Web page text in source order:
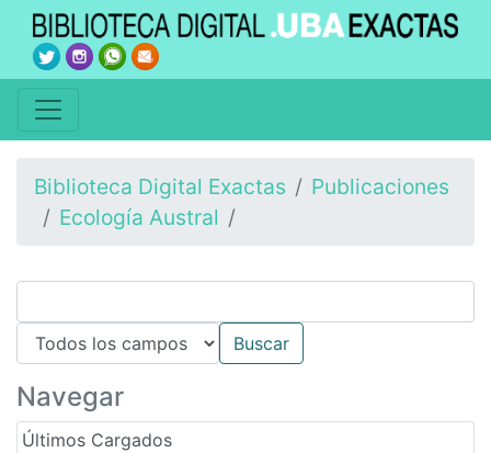
Biblioteca Digital Exactas
Publicaciones
Ecología Austral
Navegar
Últimos Cargados